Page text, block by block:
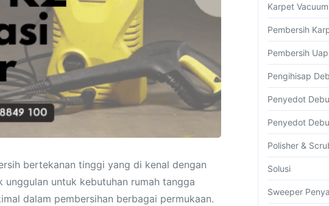
bertekanan tinggi yang di kenal dengan
untuk kebutuhan rumah tangga
dalam pembersihan berbagai permukaan.
Karpet
Pembersih
Pembersih Uap
Pengihisap
Penyedot
Penyedot
Polisher &
Solusi
Sweeper